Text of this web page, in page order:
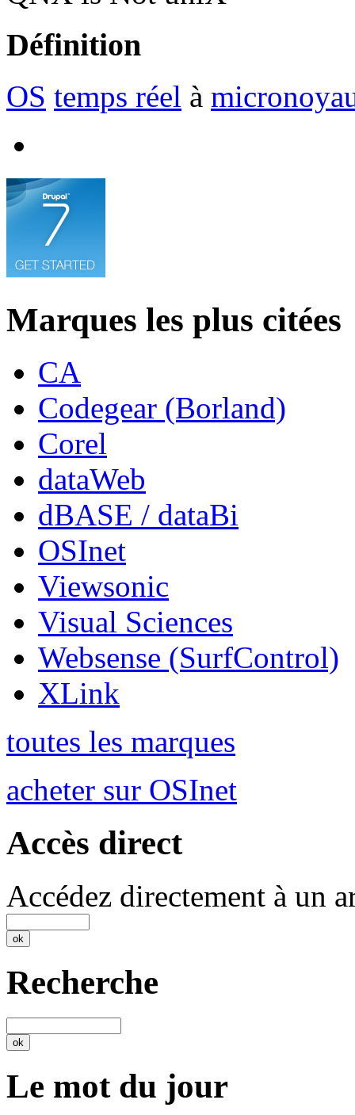
Définition
OS temps réel à
Marques les plus citées
CA
Codegear (Borland)
Corel
dataWeb
dBASE / dataBi
OSInet
Viewsonic
Visual Sciences
Websense (SurfControl)
XLink
toutes les marques
acheter sur OSInet
Accès direct
Accédez directement à un
Recherche
Le mot du jour